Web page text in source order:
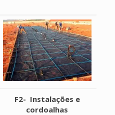
F2- Instalações e
cordoalhas